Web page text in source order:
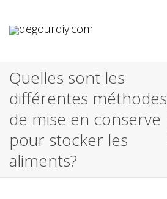
Quelles sont les
différentes méthodes
de mise en conserve
pour stocker les
aliments?